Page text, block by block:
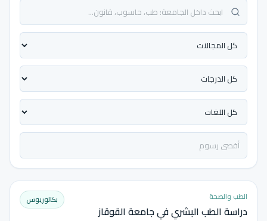
الطب والصحة
دراسة الطب البشري في جامعة القوقاز
بكالوريوس